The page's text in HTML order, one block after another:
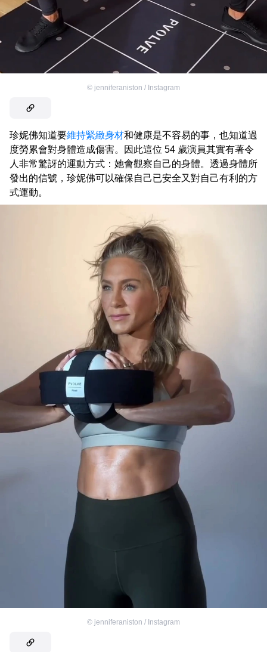
© jenniferaniston / Instagram
珍妮佛知道要維持緊緻身材和健康是不容易的事，也知道過
度勞累會對身體造成傷害。因此這位 54 歲演員其實有著令
人非常驚訝的運動方式：她會觀察自己的身體。透過身體所
發出的信號，珍妮佛可以確保自己已安全又對自己有利的方
式運動。
© jenniferaniston / Instagram